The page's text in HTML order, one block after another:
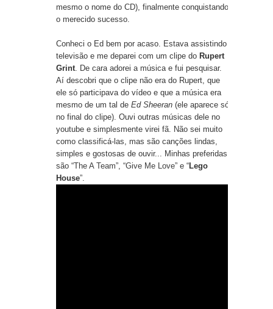
mesmo o nome do CD), finalmente conquistando
o merecido sucesso.
Conheci o Ed bem por acaso. Estava assistindo
televisão e me deparei com um clipe do Rupert
Grint. De cara adorei a música e fui pesquisar.
Aí descobri que o clipe não era do Rupert, que
ele só participava do vídeo e que a música era
mesmo de um tal de Ed Sheeran (ele aparece só
no final do clipe). Ouvi outras músicas dele no
youtube e simplesmente virei fã. Não sei muito
como classificá-las, mas são canções lindas,
simples e gostosas de ouvir... Minhas preferidas
são “The A Team”, “Give Me Love” e “Lego
House”.